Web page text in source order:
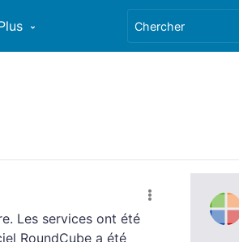
Les services ont été
RoundCube a été